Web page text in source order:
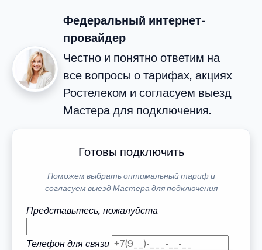
Федеральный интернет-
провайдер
Честно и понятно ответим на
все вопросы о тарифах, акциях
Ростелеком и согласуем выезд
Мастера для подключения.
Готовы подключить
Поможем выбрать оптимальный тариф и
согласуем выезд Мастера для подключения
Представьтесь, пожалуйста
Телефон для связи